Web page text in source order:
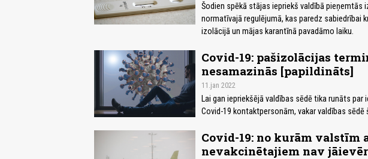
Šodien spēkā stājas iepriekš valdībā pieņemtās
normatīvajā regulējumā, kas paredz sabiedrībai
izolācijā un mājas karantīnā pavadāmo laiku.
Covid-19: pašizolācijas
nesamazinās [papildināts]
11.jan 2022
Lai gan iepriekšējā valdības sēdē tika runāts
Covid-19 kontaktpersonām, vakar valdības
Covid-19: no kurām valstīm
nevakcinētajiem nav